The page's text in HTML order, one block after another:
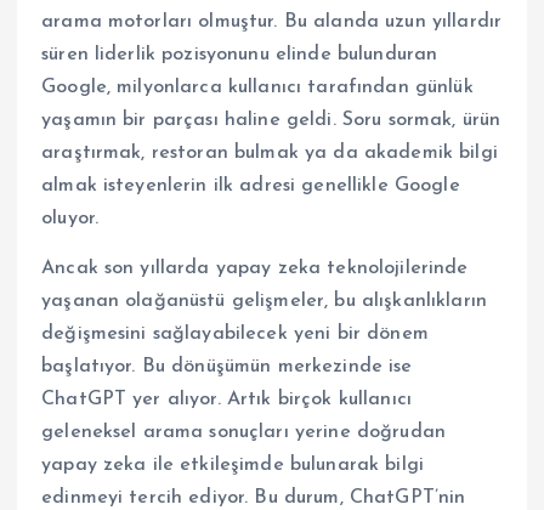
arama motorları olmuştur. Bu alanda uzun yıllardır
süren liderlik pozisyonunu elinde bulunduran
Google, milyonlarca kullanıcı tarafından günlük
yaşamın bir parçası haline geldi. Soru sormak, ürün
araştırmak, restoran bulmak ya da akademik bilgi
almak isteyenlerin ilk adresi genellikle Google
oluyor.
Ancak son yıllarda yapay zeka teknolojilerinde
yaşanan olağanüstü gelişmeler, bu alışkanlıkların
değişmesini sağlayabilecek yeni bir dönem
başlatıyor. Bu dönüşümün merkezinde ise
ChatGPT yer alıyor. Artık birçok kullanıcı
geleneksel arama sonuçları yerine doğrudan
yapay zeka ile etkileşimde bulunarak bilgi
edinmeyi tercih ediyor. Bu durum, ChatGPT’nin